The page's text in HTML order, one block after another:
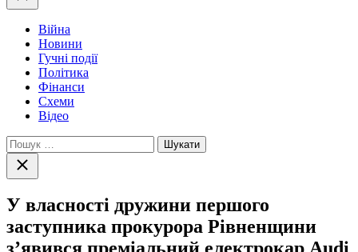
Війна
Новини
Гучні події
Політика
Фінанси
Схеми
Відео
Пошук:
Закрити
пошук
У власності дружини першого
заступника прокурора Рівненщини